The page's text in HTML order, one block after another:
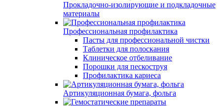
Прокладочно-изолирующие и подкладочные
материалы
Профессиональная профилактика
Пасты для профессиональной чистки
Таблетки для полоскания
Клиническое отбеливание
Порошки для пескоструя
Профилактика кариеса
Артикуляционная бумага, фольга